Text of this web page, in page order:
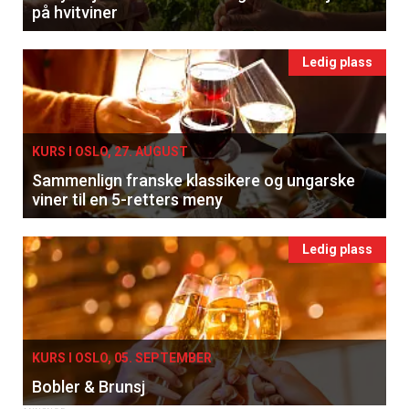
på hvitviner
Ledig plass
KURS I OSLO, 27. AUGUST
Sammenlign franske klassikere og ungarske
viner til en 5-retters meny
Ledig plass
KURS I OSLO, 05. SEPTEMBER
Bobler & Brunsj